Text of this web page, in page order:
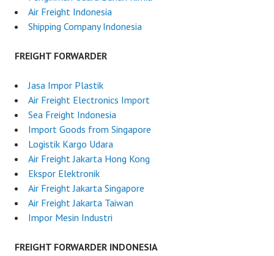
Air Freight Indonesia
Shipping Company Indonesia
FREIGHT FORWARDER
Jasa Impor Plastik
Air Freight Electronics Import
Sea Freight Indonesia
Import Goods from Singapore
Logistik Kargo Udara
Air Freight Jakarta Hong Kong
Ekspor Elektronik
Air Freight Jakarta Singapore
Air Freight Jakarta Taiwan
Impor Mesin Industri
FREIGHT FORWARDER INDONESIA